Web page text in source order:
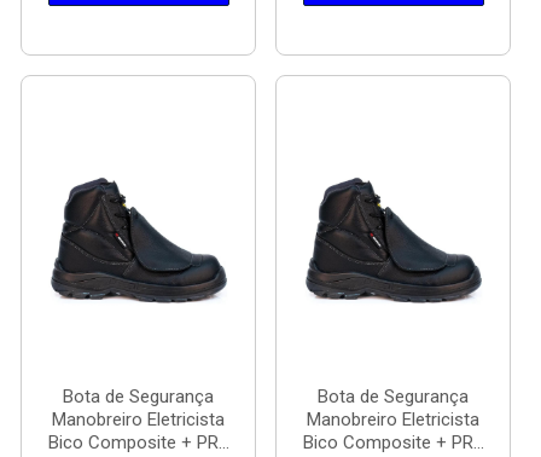
Bota de Segurança
Manobreiro Eletricista
Bico Composite + PR...
Bota de Segurança
Manobreiro Eletricista
Bico Composite + PR...